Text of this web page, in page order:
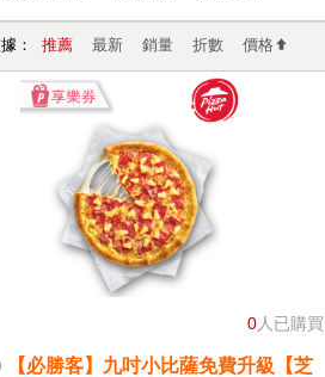
： 推薦 最新 銷量 折數 價格
0人已購買
【必勝客】九吋小比薩免費升級【芝